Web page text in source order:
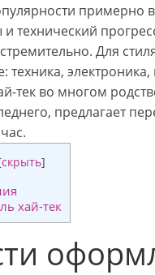
примерно в
и технический
Для
техника,
тек во многом
предлагает
скрыть]
хай-тек